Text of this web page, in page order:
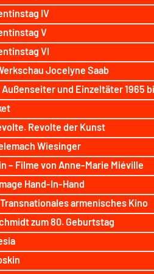
IV
V
VI
Jocelyne Saab
und Einzeltäter 1965
Revolte der Kunst
Wiesinger
– Filme von Anne-Marie Miéville
Hand-In-Hand
armenisches Kino
zum 80. Geburtstag